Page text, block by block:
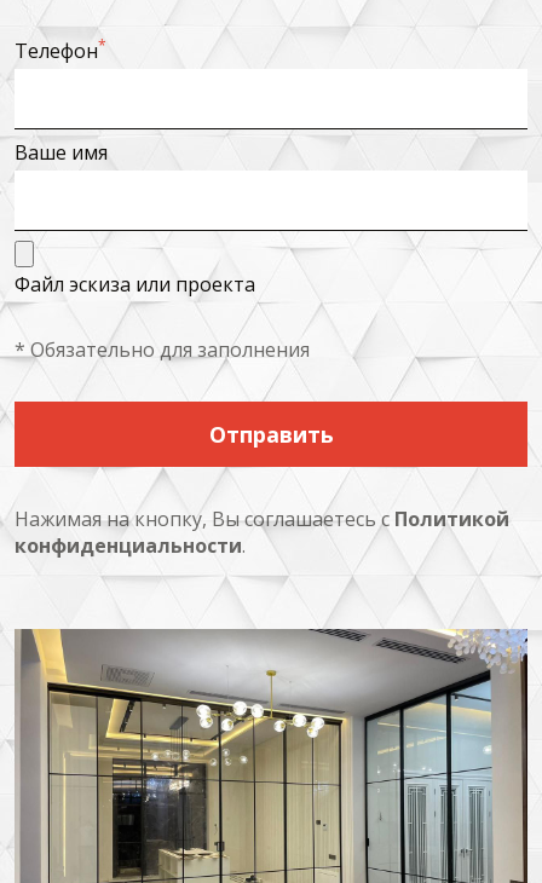
Телефон*
Ваше имя
Файл эскиза или проекта
* Обязательно для заполнения
Отправить
Нажимая на кнопку, Вы соглашаетесь с Политикой
конфиденциальности.